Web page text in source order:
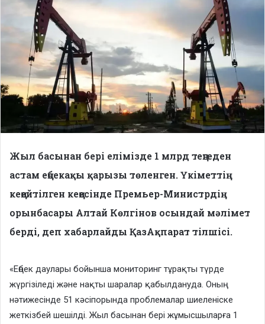
Жыл басынан бері елімізде 1 млрд теңгеден
астам еңбекақы қарызы төленген. Үкіметтің
кеңейтілген кеңесінде Премьер-Министрдің
орынбасары Алтай Көлгінов осындай мәлімет
берді, деп хабарлайды ҚазАқпарат тілшісі.
«Еңбек даулары бойынша мониторинг тұрақты түрде
жүргізіледі және нақты шаралар қабылдануда. Оның
нәтижесінде 51 кәсіпорында проблемалар шиеленіске
жеткізбей шешілді. Жыл басынан бері жұмысшыларға 1